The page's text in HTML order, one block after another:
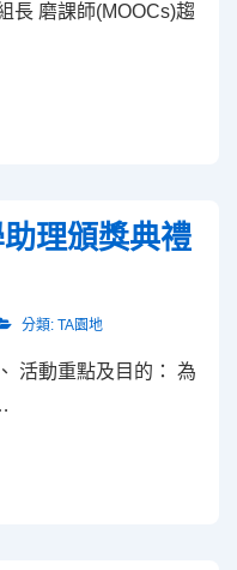
長 磨課師(MOOCs)趨
理頒獎典禮
分類: TA園地
活動重點及目的： 為